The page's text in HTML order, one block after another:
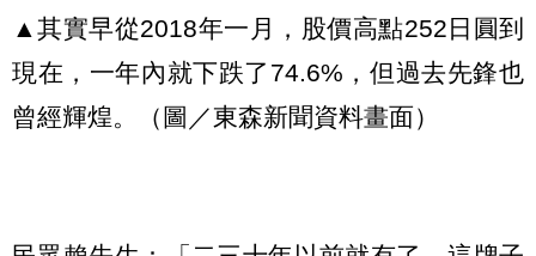
▲其實早從2018年一月，股價高點252日圓到
現在，一年內就下跌了74.6%，但過去先鋒也
曾經輝煌。（圖／東森新聞資料畫面）